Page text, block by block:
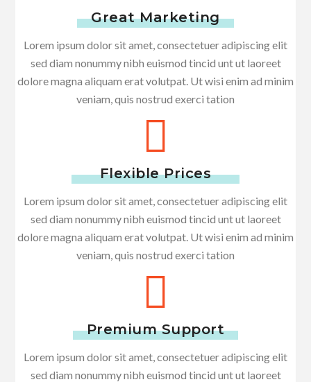
Great Marketing
Lorem ipsum dolor sit amet, consectetuer adipiscing elit
sed diam nonummy nibh euismod tincid unt ut laoreet
dolore magna aliquam erat volutpat. Ut wisi enim ad minim
veniam, quis nostrud exerci tation
Flexible Prices
Lorem ipsum dolor sit amet, consectetuer adipiscing elit
sed diam nonummy nibh euismod tincid unt ut laoreet
dolore magna aliquam erat volutpat. Ut wisi enim ad minim
veniam, quis nostrud exerci tation
Premium Support
Lorem ipsum dolor sit amet, consectetuer adipiscing elit
sed diam nonummy nibh euismod tincid unt ut laoreet